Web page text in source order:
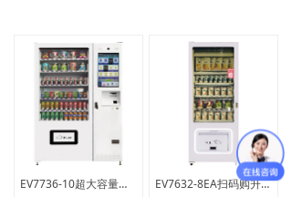
EV7736-10超大容量食品饮料综合售货机 EV7632-8EA扫码购升降式智能售货机